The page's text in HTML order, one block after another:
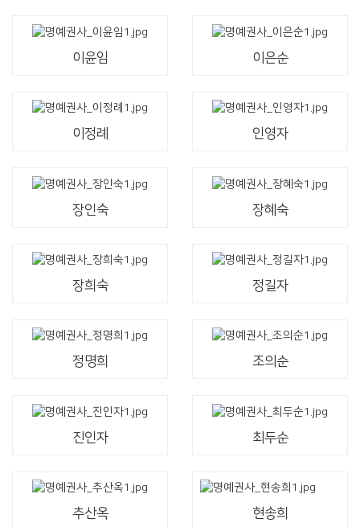
이윤임 이은순
이정례 인영자
장인숙 장혜숙
장희숙 정길자
정명희 조의순
진인자 최두순
추산옥 현송희